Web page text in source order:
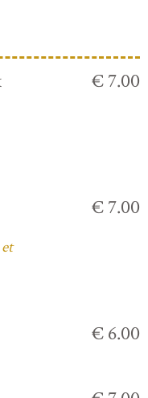
€ 7.00
€ 7.00
€ 6.00